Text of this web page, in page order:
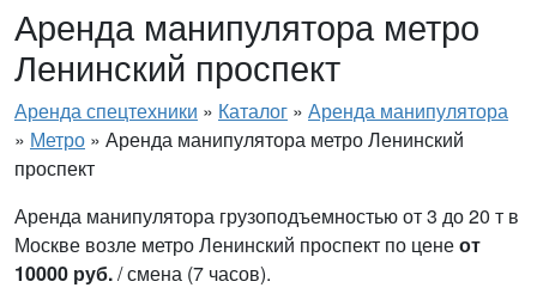
Аренда манипулятора метро
Ленинский проспект
Аренда спецтехники » Каталог » Аренда манипулятора
» Метро » Аренда манипулятора метро Ленинский
проспект
Аренда манипулятора грузоподъемностью от 3 до 20 т в
Москве возле метро Ленинский проспект по ценеот
10000 руб./ смена (7 часов).